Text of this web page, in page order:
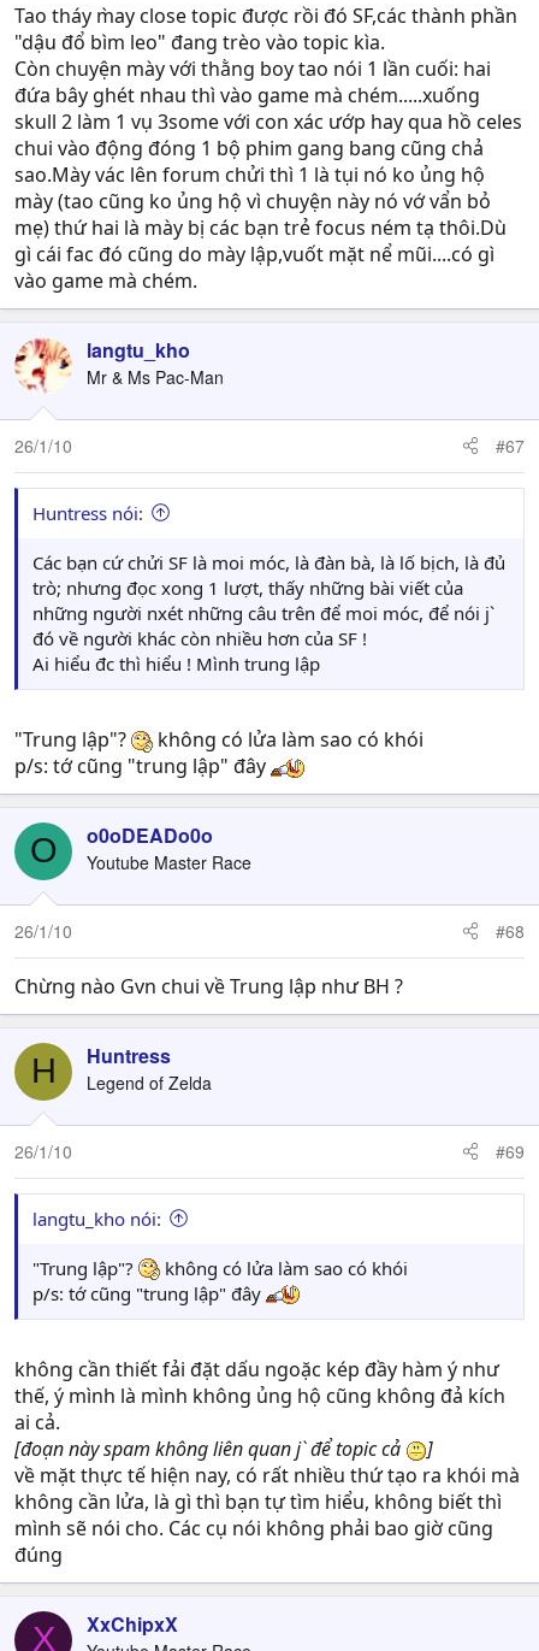
Tao tháy m̀ay close topic được rồi đó SF,các thành phần
"dậu đổ bìm leo" đang trèo vào topic kìa.
Còn chuyện mày với thằng boy tao nói 1 lần cuối: hai
đứa bây ghét nhau thì vào game mà chém.....xuống
skull 2 làm 1 vụ 3some với con xác ướp hay qua hồ celes
chui vào động đóng 1 bộ phim gang bang cũng chả
sao.Mày vác lên forum chửi thì 1 là tụi nó ko ủng hộ
mày (tao cũng ko ủng hộ vì chuyện này nó vớ vẩn bỏ
mẹ) thứ hai là mày bị các bạn trẻ focus ném tạ thôi.Dù
gì cái fac đó cũng do mày lập,vuốt mặt nể mũi....có gì
vào game mà chém.
langtu_kho
Mr & Ms Pac-Man
26/1/10 #67
Huntress nói:
Các bạn cứ chửi SF là moi móc, là đàn bà, là lố bịch, là đủ
trò; nhưng đọc xong 1 lượt, thấy những bài viết của
những người nxét những câu trên để moi móc, để nói j`
đó về người khác còn nhiều hơn của SF !
Ai hiểu đc thì hiểu ! Mình trung lập
"Trung lập"?
không có lửa làm sao có khói
p/s: tớ cũng "trung lập" đây
O o0oDEADo0o
Youtube Master Race
26/1/10 #68
Chừng nào Gvn chui về Trung lập như BH ?
H Huntress
Legend of Zelda
26/1/10 #69
langtu_kho nói:
"Trung lập"?
không có lửa làm sao có khói
p/s: tớ cũng "trung lập" đây
không cần thiết fải đặt dấu ngoặc kép đầy hàm ý như
thế, ý mình là mình không ủng hộ cũng không đả kích
ai cả.
[đoạn này spam không liên quan j` để topic cả
]
về mặt thực tế hiện nay, có rất nhiều thứ tạo ra khói mà
không cần lửa, là gì thì bạn tự tìm hiểu, không biết thì
mình sẽ nói cho. Các cụ nói không phải bao giờ cũng
đúng
X XxChipxX